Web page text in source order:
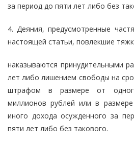
за период до пяти лет либо без
4. Деяния, предусмотренные
настоящей статьи, повлекшие
наказываются принудительными
лет либо лишением свободы на
штрафом в размере от
миллионов рублей или в
иного дохода осужденного за
пяти лет либо без такового.